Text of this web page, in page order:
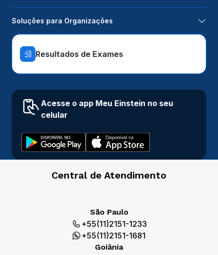
Soluções para Organizações
Resultados de Exames
Acesse o app Meu Einstein no seu
celular
Central de Atendimento
São Paulo
+55(11)2151-1233
+55(11)2151-1681
Goiânia